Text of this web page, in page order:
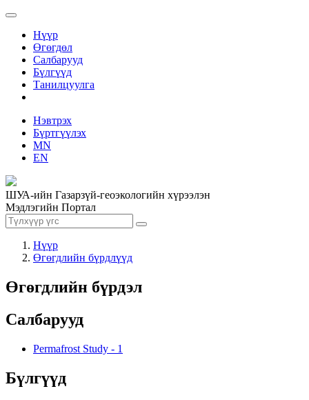
Нүүр
Өгөгдөл
Салбарууд
Бүлгүүд
Танилцуулга
Нэвтрэх
Бүртгүүлэх
MN
EN
ШУА-ийн Газарзүй-геоэкологийн хүрээлэн
Мэдлэгийн Портал
Нүүр
Өгөгдлийн бүрдлүүд
Өгөгдлийн бүрдэл
Салбарууд
Permafrost Study - 1
Бүлгүүд